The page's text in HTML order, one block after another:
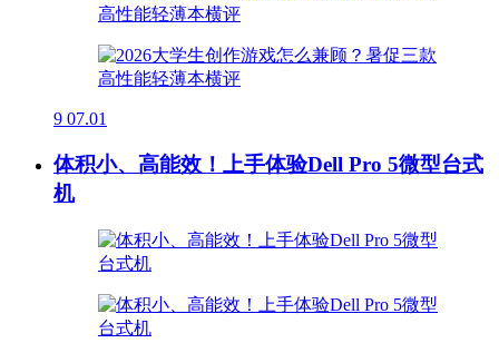
9 07.01
体积小、高能效！上手体验Dell Pro 5微型台式
机